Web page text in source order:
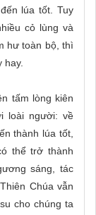
lúa tốt. Tuy
cỏ lùng và
hư toàn bộ, thì
hay.
tấm lòng kiên
loài người: về
thành lúa tốt,
thể trở thành
sáng, tác
Chúa vẫn
cho chúng ta